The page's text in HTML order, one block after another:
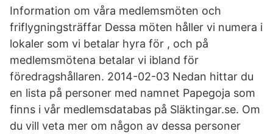
Information om våra medlemsmöten och
friflygningsträffar Dessa möten håller vi numera i
lokaler som vi betalar hyra för , och på
medlemsmötena betalar vi ibland för
föredragshållaren. 2014-02-03 Nedan hittar du
en lista på personer med namnet Papegoja som
finns i vår medlemsdatabas på Släktingar.se. Om
du vill veta mer om någon av dessa personer